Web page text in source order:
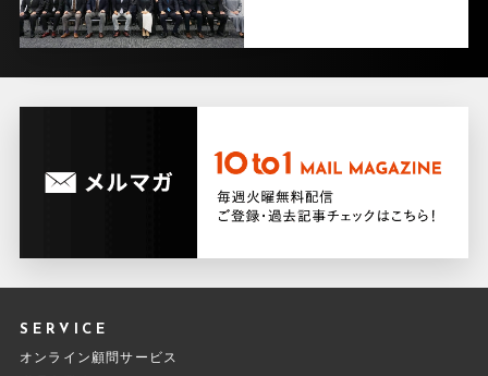
SERVICE
オンライン顧問サービス